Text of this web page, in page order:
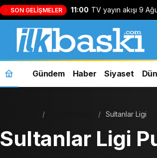
SON GELIŞMELER 11:00 TV yayın akışı 9
hangi kanalda ne
Gündem Haber Siyaset
Sultanlar Ligi
Sultanlar Ligi